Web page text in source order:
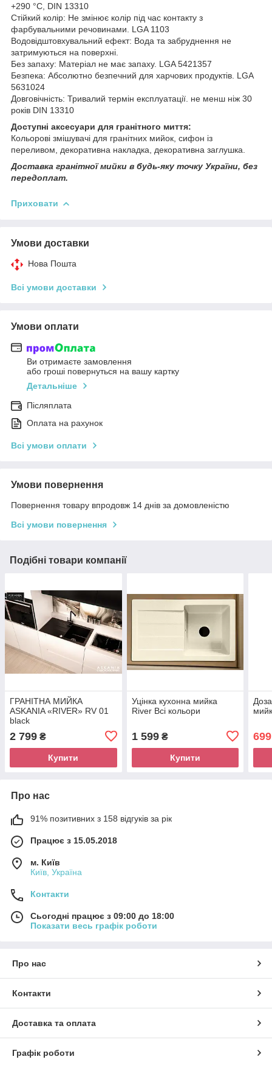
+290 °C, DIN 13310
Стійкий колір: Не змінює колір під час контакту з
фарбувальними речовинами. LGA 1103
Водовідштовхувальний ефект: Вода та забруднення не
затримуються на поверхні.
Без запаху: Матеріал не має запаху. LGA 5421357
Безпека: Абсолютно безпечний для харчових продуктів. LGA
5631024
Довговічність: Тривалий термін експлуатації. не менш ніж 30
років DIN 13310
Доступні аксесуари для гранітного миття:
Кольорові змішувачі для гранітних мийок, сифон із
переливом, декоративна накладка, декоративна заглушка.
Доставка гранітної мийки в будь-яку точку України, без
передоплат.
Приховати
Умови доставки
Нова Пошта
Всі умови доставки
Умови оплати
Ви отримаєте замовлення
або гроші повернуться на вашу картку
Детальніше
Післяплата
Оплата на рахунок
Всі умови оплати
Умови повернення
Повернення товару впродовж 14 днів за домовленістю
Всі умови повернення
Подібні товари компанії
ГРАНІТНА МИЙКА
ASKANIA «RIVER» RV 01
black
2 799 ₴
Купити
Уцінка кухонна мийка
River Всі кольори
1 599₴
Купити
699
Про нас
91% позитивних з 158 відгуків за рік
Працює з 15.05.2018
м. Київ
Київ, Україна
Контакти
Сьогодні працює з 09:00 до 18:00
Показати весь графік роботи
Про нас
Контакти
Доставка та оплата
Графік роботи